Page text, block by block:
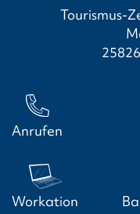
Tourismus-
Anrufen
Workation